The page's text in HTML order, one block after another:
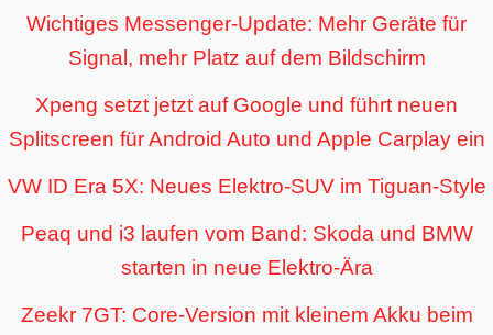
Wichtiges Messenger-Update: Mehr Geräte für
Signal, mehr Platz auf dem Bildschirm
Xpeng setzt jetzt auf Google und führt neuen
Splitscreen für Android Auto und Apple Carplay ein
VW ID Era 5X: Neues Elektro-SUV im Tiguan-Style
Peaq und i3 laufen vom Band: Skoda und BMW
starten in neue Elektro-Ära
Zeekr 7GT: Core-Version mit kleinem Akku beim